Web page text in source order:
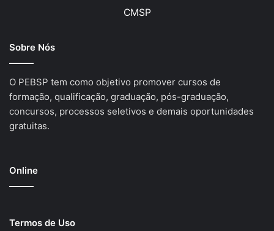
CMSP
Sobre Nós
O PEBSP tem como objetivo promover cursos de
formação, qualificação, graduação, pós-graduação,
concursos, processos seletivos e demais oportunidades
gratuitas.
Online
Termos de Uso